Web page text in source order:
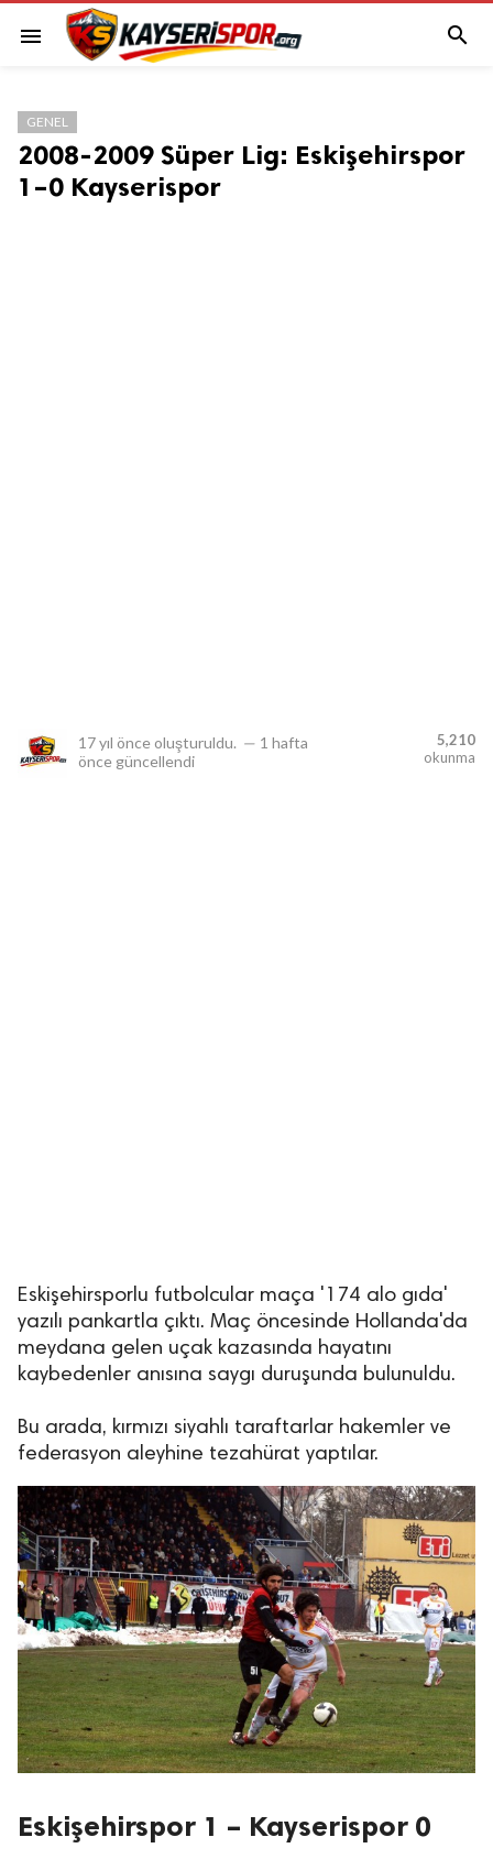
menu 
GENEL
2008-2009 Süper Lig: Eskişehirspor
1–0 Kayserispor
17 yıl önce oluşturuldu. — 1 hafta
önce güncellendi
5,210
okunma
Eskişehirsporlu futbolcular maça '174 alo gıda'
yazılı pankartla çıktı. Maç öncesinde Hollanda'da
meydana gelen uçak kazasında hayatını
kaybedenler anısına saygı duruşunda bulunuldu.
Bu arada, kırmızı siyahlı taraftarlar hakemler ve
federasyon aleyhine tezahürat yaptılar.
Eskişehirspor 1 – Kayserispor 0